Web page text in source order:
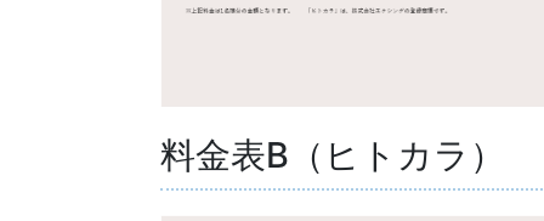
料金表B（ヒトカラ）